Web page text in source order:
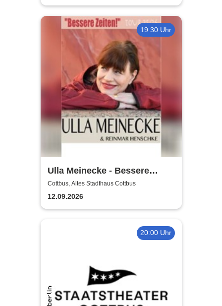
19:30 Uhr
Ulla Meinecke - Bessere
Zeiten Tour
Cottbus, Altes Stadthaus Cottbus
12.09.2026
20:00 Uhr